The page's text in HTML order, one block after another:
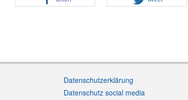
Datenschutzerklärung
Datenschutz social media